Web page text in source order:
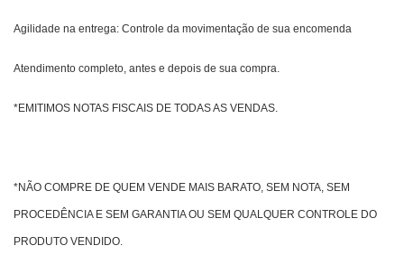
Agilidade na entrega: Controle da movimentação de sua encomenda
Atendimento completo, antes e depois de sua compra.
*EMITIMOS NOTAS FISCAIS DE TODAS AS VENDAS.
*NÃO COMPRE DE QUEM VENDE MAIS BARATO, SEM NOTA, SEM
PROCEDÊNCIA E SEM GARANTIA OU SEM QUALQUER CONTROLE DO
PRODUTO VENDIDO.